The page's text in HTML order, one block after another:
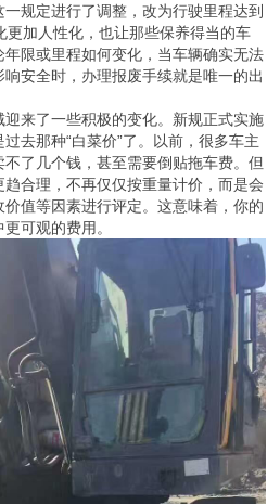
规定进行了调整，改为行驶里程达到
更加人性化，也让那些保养得当的车
限或里程如何变化，当车辆确实无法
安全时，办理报废手续就是唯一的出
来了一些积极的变化。新规正式实施
去那种“白菜价”了。以前，很多车主
了几个钱，甚至需要倒贴拖车费。但
合理，不再仅仅按重量计价，而是会
值等因素进行评定。这意味着，你的
可观的费用。